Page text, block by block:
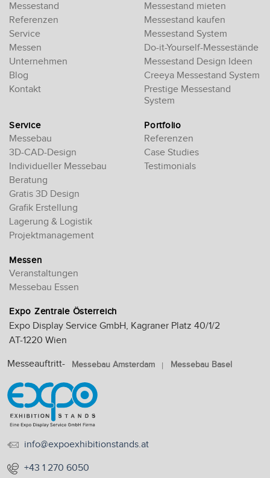
Messestand
Referenzen
Service
Messen
Unternehmen
Blog
Kontakt
Messestand mieten
Messestand kaufen
Messestand System
Do-it-Yourself-Messestände
Messestand Design Ideen
Creeya Messestand System
Prestige Messestand
System
Service
Messebau
3D-CAD-Design
Individueller Messebau
Beratung
Gratis 3D Design
Grafik Erstellung
Lagerung & Logistik
Projektmanagement
Portfolio
Referenzen
Case Studies
Testimonials
Messen
Veranstaltungen
Messebau Essen
Expo Zentrale Österreich
Expo Display Service GmbH, Kagraner Platz 40/1/2
AT-1220 Wien
Messeauftritt- Messebau Amsterdam Messebau Basel
info@expoexhibitionstands.at
+43 1 270 6050